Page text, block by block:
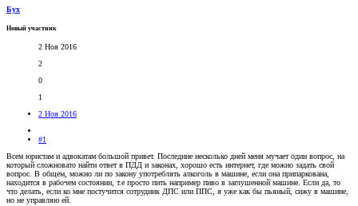
Бух
Новый участник
2 Ноя 2016
2
0
1
2 Ноя 2016
#1
Всем юристам и адвокатам большой привет. Последние несколько дней меня мучает один вопрос, на
который сложновато найти ответ в ПДД и законах, хорошо есть интернет, где можно задать свой
вопрос. В общем, можно ли по закону употреблять алкоголь в машине, если она припаркована,
находится в рабочем состоянии, т.е просто пить например пиво в заглушенной машине. Если да, то
что делать, если ко мне постучится сотрудник ДПС или ППС, я уже как бы пьяный, сижу в машине,
но не управляю ей.